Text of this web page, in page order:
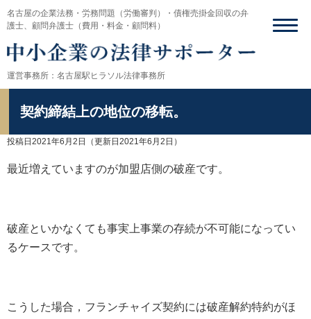
名古屋の企業法務・労務問題（労働審判）・債権売掛金回収の弁
護士、顧問弁護士（費用・料金・顧問料）
運営事務所：名古屋駅ヒラソル法律事務所
契約締結上の地位の移転。
投稿日2021年6月2日 （更新日2021年6月2日）
最近増えていますのが加盟店側の破産です。
破産といかなくても事実上事業の存続が不可能になってい
るケースです。
こうした場合，フランチャイズ契約には破産解約特約がほ